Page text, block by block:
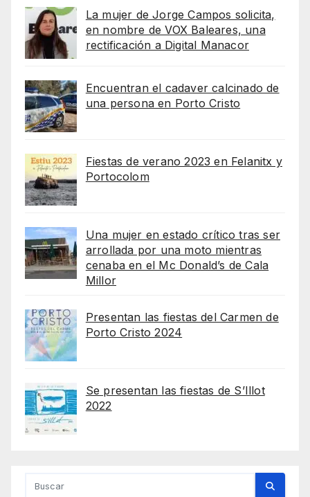
La mujer de Jorge Campos solicita,
en nombre de VOX Baleares, una
rectificación a Digital Manacor
Encuentran el cadaver calcinado de
una persona en Porto Cristo
Fiestas de verano 2023 en Felanitx y
Portocolom
Una mujer en estado crítico tras ser
arrollada por una moto mientras
cenaba en el Mc Donald’s de Cala
Millor
Presentan las fiestas del Carmen de
Porto Cristo 2024
Se presentan las fiestas de S’Illot
2022